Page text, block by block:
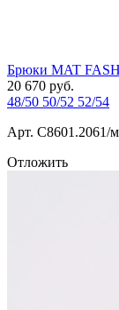
Брюки MAT
20 670 руб.
48/50 50/52 52/54
Арт. С8601.2061/м
Отложить